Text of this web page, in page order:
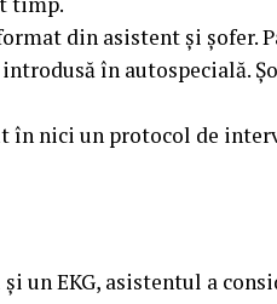
din asistent și șofer.
în autospecială.
în nici un protocol de
un EKG, asistentul a